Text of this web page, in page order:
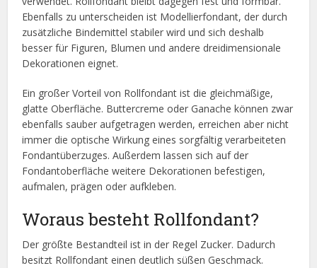
Ebenfalls zu unterscheiden ist Modellierfondant, der durch
zusätzliche Bindemittel stabiler wird und sich deshalb
besser für Figuren, Blumen und andere dreidimensionale
Dekorationen eignet.
Ein großer Vorteil von Rollfondant ist die gleichmäßige,
glatte Oberfläche. Buttercreme oder Ganache können zwar
ebenfalls sauber aufgetragen werden, erreichen aber nicht
immer die optische Wirkung eines sorgfältig verarbeiteten
Fondantüberzuges. Außerdem lassen sich auf der
Fondantoberfläche weitere Dekorationen befestigen,
aufmalen, prägen oder aufkleben.
Woraus besteht Rollfondant?
Der größte Bestandteil ist in der Regel Zucker. Dadurch
besitzt Rollfondant einen deutlich süßen Geschmack.